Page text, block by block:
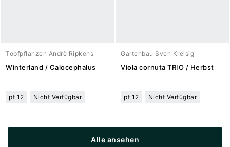
Topfpflanzen Andrè Ripkens
Winterland / Calocephalus
pt 12 Nicht Verfügbar
Gartenbau Sven Kreisig
Viola cornuta TRIO / Herbst
pt 12 Nicht Verfügbar
Alle ansehen